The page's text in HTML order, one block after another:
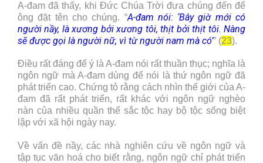
A-đam đã thấy, khi Đức Chúa Trời đưa chúng đến để
ông đặt tên cho chúng. “A-đam nói: ‘Bây giờ mới có
người nầy, là xương bởi xương tôi, thịt bởi thịt tôi. Nàng
sẽ được gọi là người nữ, vì từ người nam mà có’” (23).
Điều rất đáng để ý là A-đam nói rất thuần thục; nghĩa là
ngôn ngữ mà A-đam dùng để nói là thứ ngôn ngữ đã
phát triển cao. Chứng tỏ rằng cách nhìn thế giới của A-
đam đã rất phát triển, rất khác với ngôn ngữ nghèo
nàn của nhiều quần thể sắc tộc hay bộ tộc sống biệt
lập với xã hội ngày nay.
Về vấn đề nầy, các nhà nghiên cứu về ngôn ngữ và
tập tục văn hoá cho biết rằng, ngôn ngữ chỉ phát triển